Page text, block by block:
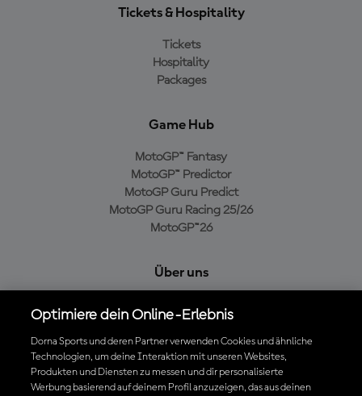
Tickets & Hospitality
Tickets
Hospitality
Packages
Game Hub
MotoGP™ Fantasy
MotoGP™ Predictor
MotoGP Guru Predict
MotoGP Guru Racing 25/26
MotoGP™26
Über uns
Cookie-Richtlinien
Geschäftsbedingungen
Datenschutzrichtlinien
Kaufrichtlinie
Optimiere dein Online-Erlebnis
Dorna Sports und deren Partner verwenden Cookies und ähnliche
Technologien, um deine Interaktion mit unseren Websites,
Produkten und Diensten zu messen und dir personalisierte
Werbung basierend auf deinem Profil anzuzeigen, das aus deinen